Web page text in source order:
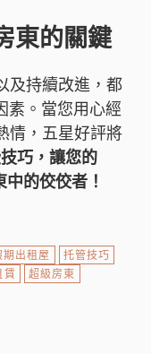
東的關鍵
及持續改進，都
素。當您用心經
情，五星好評將
巧，讓您的
的佼佼者！
期出租屋
托管技巧
賃 超級房東